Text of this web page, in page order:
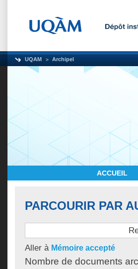
UQAM Archipel
ACCUEIL
PARCOURIR PAR
Aller à Mémoire accepté
Nombre de documents